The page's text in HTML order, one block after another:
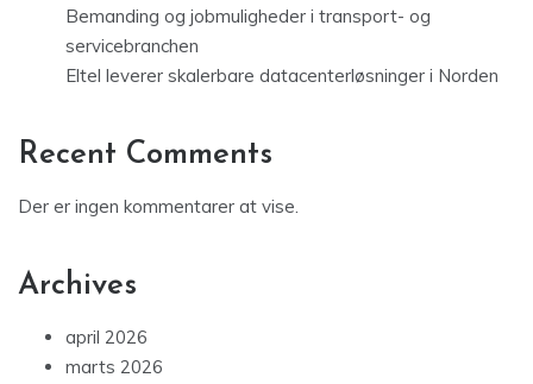
Bemanding og jobmuligheder i transport- og
servicebranchen
Eltel leverer skalerbare datacenterløsninger i Norden
Recent Comments
Der er ingen kommentarer at vise.
Archives
april 2026
marts 2026